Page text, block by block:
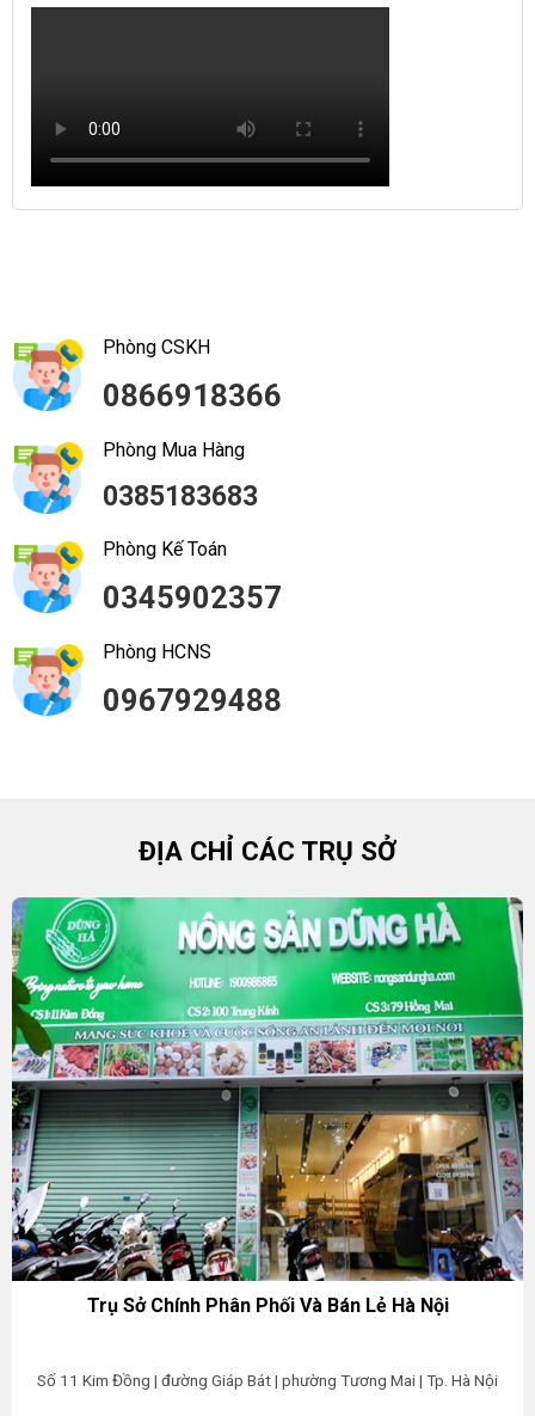
Phòng CSKH
0866918366
Phòng Mua Hàng
0385183683
Phòng Kế Toán
0345902357
Phòng HCNS
0967929488
ĐỊA CHỈ CÁC TRỤ SỞ
Trụ Sở Chính Phân Phối Và Bán Lẻ Hà Nội
Số 11 Kim Đồng | đường Giáp Bát | phường Tương Mai | Tp. Hà Nội